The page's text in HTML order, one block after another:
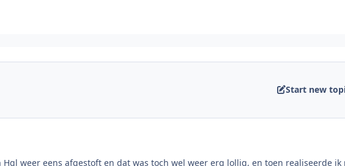
Start new
weer eens afgestoft en dat was toch wel weer erg lollig, en toen realiseerde ik